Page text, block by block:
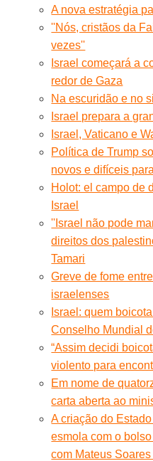
A nova estratégia
''Nós, cristãos da
vezes''
Israel começará a
redor de Gaza
Na escuridão e no
Israel prepara a
Israel, Vaticano e
Política de Trump
novos e difíceis
Holot: el campo de
Israel
''Israel não pode
direitos dos
Tamari
Greve de fome
israelenses
Israel: quem
Conselho Mundial
“Assim decidi
violento para
Em nome de
carta aberta ao
A criação do
esmola com o
com Mateus